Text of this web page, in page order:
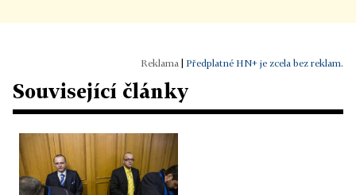
Předplatné HN+ je zcela bez reklam.
Související články